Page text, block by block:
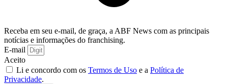
Receba em seu e-mail, de graça, a ABF News com as principais
notícias e informações do franchising.
E-mail
Aceito
Li e concordo com os Termos de Uso e a Política de
Privacidade.